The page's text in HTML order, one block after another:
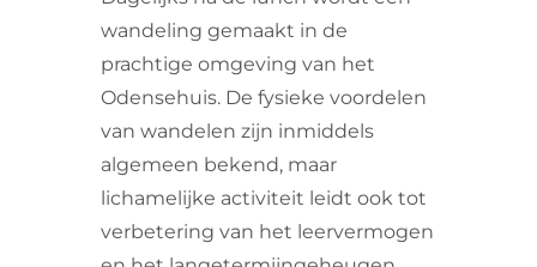
wandeling gemaakt in de
prachtige omgeving van het
Odensehuis. De fysieke voordelen
van wandelen zijn inmiddels
algemeen bekend, maar
lichamelijke activiteit leidt ook tot
verbetering van het leervermogen